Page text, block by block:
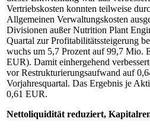
Vertriebskosten konnten teilweise
Allgemeinen Verwaltungskosten
Divisionen außer Nutrition Plant
Quartal zur Profitabilitätssteigerung
wuchs um 5,7 Prozent auf 99,7 Mio.
EUR). Damit einhergehend
vor Restrukturierungsaufwand auf
Vorjahresquartal. Das Ergebnis je
0,61 EUR.
Nettoliquidität reduziert,